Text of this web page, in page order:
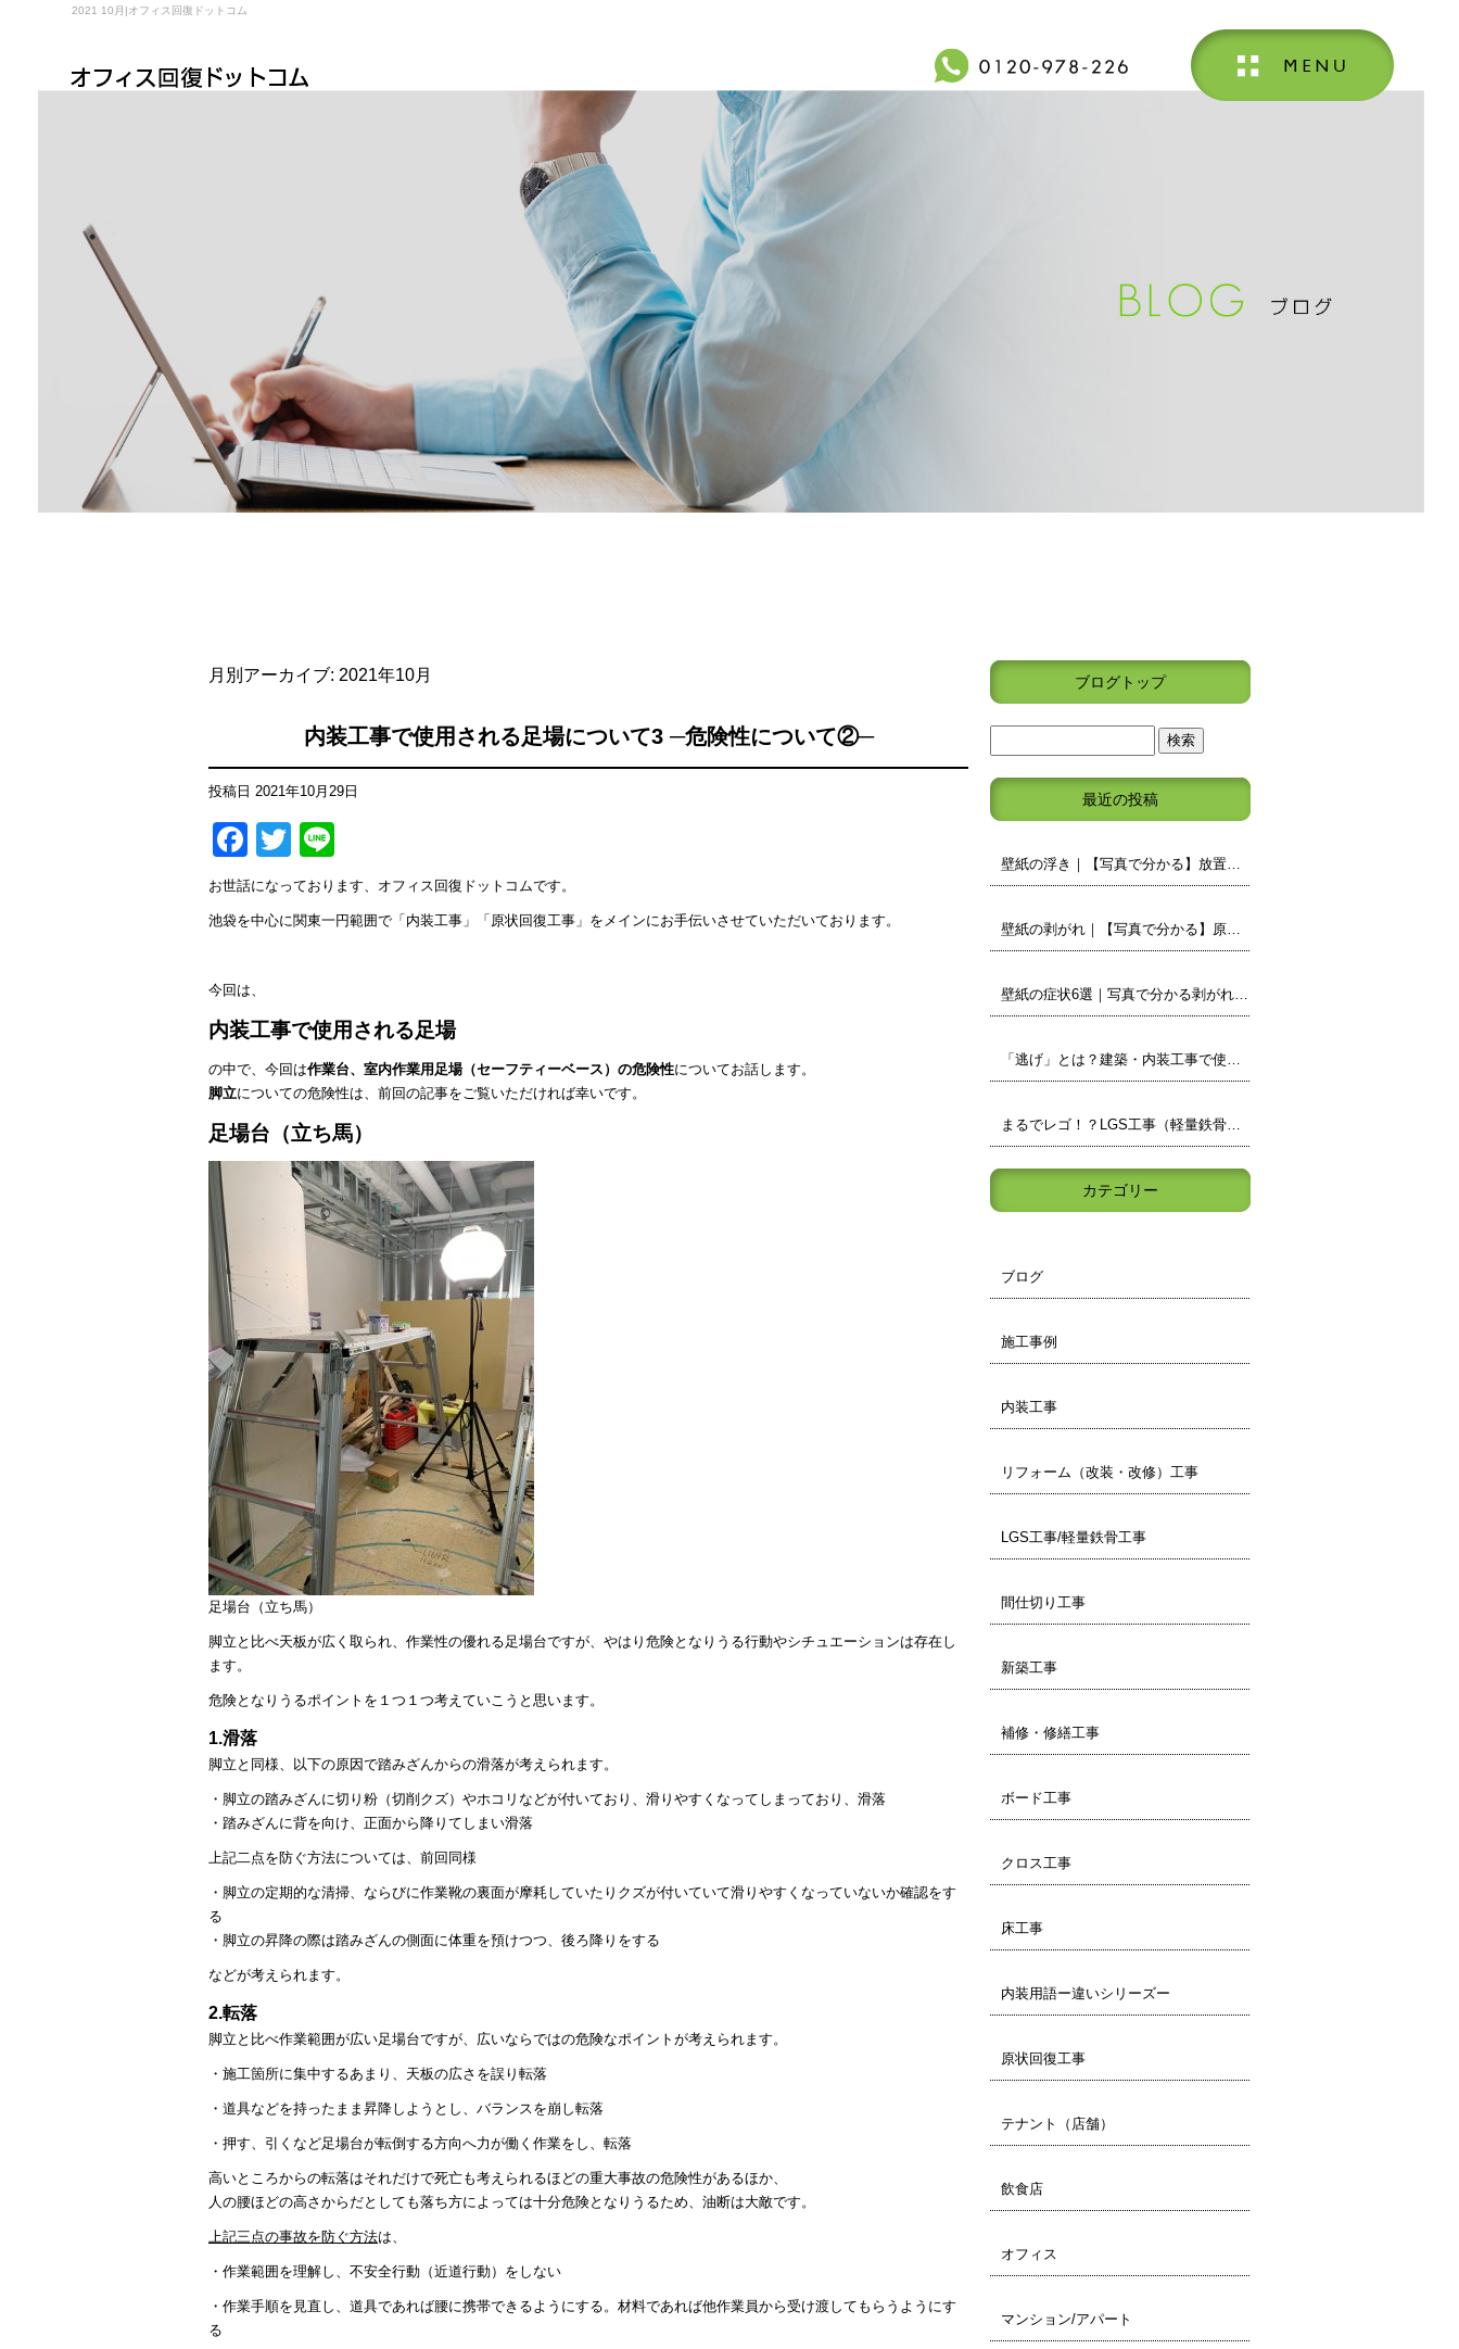
2021 10月|オフィス回復ドットコム
月別アーカイブ: 2021年10月
内装工事で使用される足場について3 ─危険性について②─
投稿日 2021年10月29日
Facebook
Twitter
お世話になっております、オフィス回復ドットコムです。
池袋を中心に関東一円範囲で「内装工事」「原状回復工事」をメインにお手伝いさせていただいております。
今回は、
内装工事で使用される足場
の中で、今回は作業台、室内作業用足場（セーフティーベース）の危険性についてお話します。
脚立についての危険性は、 前回の記事をご覧いただければ幸いです。
足場台（立ち馬）
足場台（立ち馬）
脚立と比べ天板が広く取られ、作業性の優れる足場台ですが、やはり危険となりうる行動やシチュエーションは存在し
ます。
危険となりうるポイントを１つ１つ考えていこうと思います。
1.滑落
脚立と同様、以下の原因で踏みざんからの滑落が考えられます。
・脚立の踏みざんに切り粉（切削クズ）やホコリなどが付いており、滑りやすくなってしまっており、滑落
・踏みざんに背を向け、正面から降りてしまい滑落
上記二点を防ぐ方法については、 前回同様
・脚立の定期的な清掃、ならびに作業靴の裏面が摩耗していたりクズが付いていて滑りやすくなっていないか確認をす
る
・脚立の昇降の際は踏みざんの側面に体重を預けつつ、後ろ降りをする
などが考えられます。
2.転落
脚立と比べ作業範囲が広い足場台ですが、広いならではの危険なポイントが考えられます。
・施工箇所に集中するあまり、天板の広さを誤り転落
・道具などを持ったまま昇降しようとし、バランスを崩し転落
・押す、引くなど足場台が転倒する方向へ力が働く作業をし、転落
高いところからの転落はそれだけで死亡も考えられるほどの重大事故の危険性があるほか、
人の腰ほどの高さからだとしても落ち方によっては十分危険となりうるため、油断は大敵です。
上記三点の事故を防ぐ方法は、
・作業範囲を理解し、不安全行動（近道行動）をしない
・作業手順を見直し、道具であれば腰に携帯できるようにする。材料であれば他作業員から受け渡してもらうようにす
る
ブログトップ
最近の投稿
壁紙の浮き｜【写真で分かる】放置しても大丈夫？原因と補修の判断ポイント
壁紙の剥がれ｜【写真で分かる】原因と補修・張り替えの判断ポイント
壁紙の症状6選｜写真で分かる剥がれ・浮き・カビなどの見分け方
「逃げ」とは？建築・内装工事で使われる現場用語をわかりやすく解説
まるでレゴ！？LGS工事（軽量鉄骨）の壁の中身を小学生でもわかりやすく解説
カテゴリー
ブログ
施工事例
内装工事
リフォーム（改装・改修）工事
LGS工事/軽量鉄骨工事
間仕切り工事
新築工事
補修・修繕工事
ボード工事
クロス工事
床工事
内装用語ー違いシリーズー
原状回復工事
テナント（店舗）
飲食店
オフィス
マンション/アパート